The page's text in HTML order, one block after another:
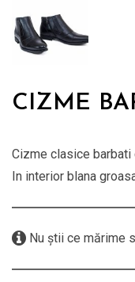
CIZME
Cizme clasice barbati
In interior blana
Nu știi ce mărime